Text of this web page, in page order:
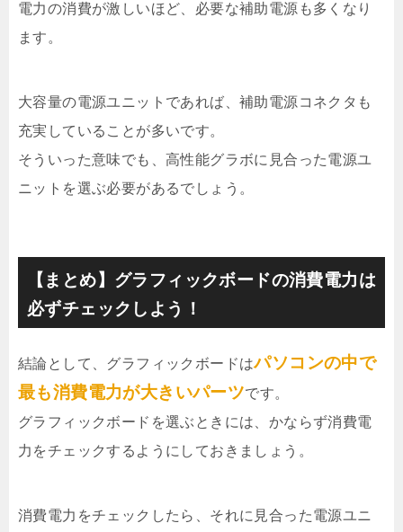
電力の消費が激しいほど、必要な補助電源も多くなり
ます。
大容量の電源ユニットであれば、補助電源コネクタも
充実していることが多いです。
そういった意味でも、高性能グラボに見合った電源ユ
ニットを選ぶ必要があるでしょう。
【まとめ】グラフィックボードの消費電力は
必ずチェックしよう！
結論として、グラフィックボードはパソコンの中で
最も消費電力が大きいパーツです。
グラフィックボードを選ぶときには、かならず消費電
力をチェックするようにしておきましょう。
消費電力をチェックしたら、それに見合った電源ユニ